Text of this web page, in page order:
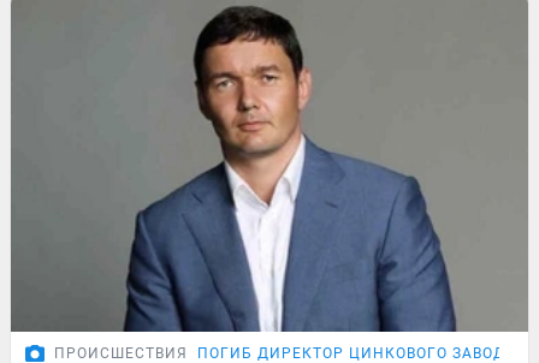
ПРОИСШЕСТВИЯ ПОГИБ ДИРЕКТОР ЦИНКОВОГО ЗАВОДА